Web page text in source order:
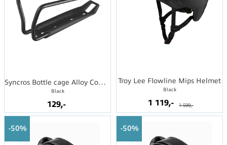
Syncros Bottle cage Alloy Comp 3.0
Black
129,-
Troy Lee Flowline Mips Helmet
Black
1 119,- 1 599,-
50% 50%